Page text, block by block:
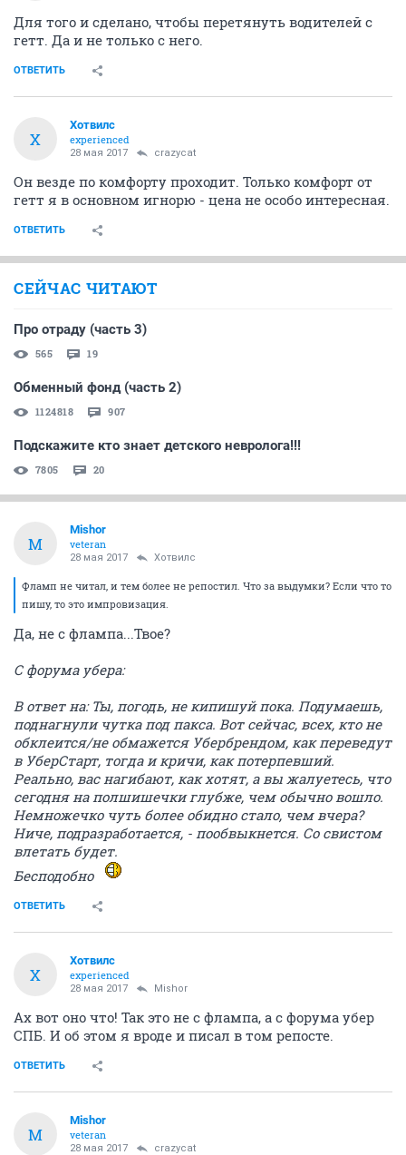
Для того и сделано, чтобы перетянуть водителей с
гетт. Да и не только с него.
ОТВЕТИТЬ
Х
Хотвилс
experienced
28 мая 2017 crazycat
Он везде по комфорту проходит. Только комфорт от
гетт я в основном игнорю - цена не особо интересная.
ОТВЕТИТЬ
СЕЙЧАС ЧИТАЮТ
Про отраду (часть 3)
565 19
Обменный фонд (часть 2)
1124818 907
Подскажите кто знает детского невролога!!!
7805 20
M
Mishor
veteran
28 мая 2017 Хотвилс
Фламп не читал, и тем более не репостил. Что за выдумки? Если что то
пишу, то это импровизация.
Да, не с флампа...Твое?
С форума убера:
В ответ на: Ты, погодь, не кипишуй пока. Подумаешь,
поднагнули чутка под пакса. Вот сейчас, всех, кто не
обклеится/не обмажется Убербрендом, как переведут
в УберСтарт, тогда и кричи, как потерпевший.
Реально, вас нагибают, как хотят, а вы жалуетесь, что
сегодня на полшишечки глубже, чем обычно вошло.
Немножечко чуть более обидно стало, чем вчера?
Ниче, подразработается, - пообвыкнется. Со свистом
влетать будет.
Бесподобно
ОТВЕТИТЬ
Х
Хотвилс
experienced
28 мая 2017 Mishor
Ах вот оно что! Так это не с флампа, а с форума убер
СПБ. И об этом я вроде и писал в том репосте.
ОТВЕТИТЬ
M
Mishor
veteran
28 мая 2017 crazycat